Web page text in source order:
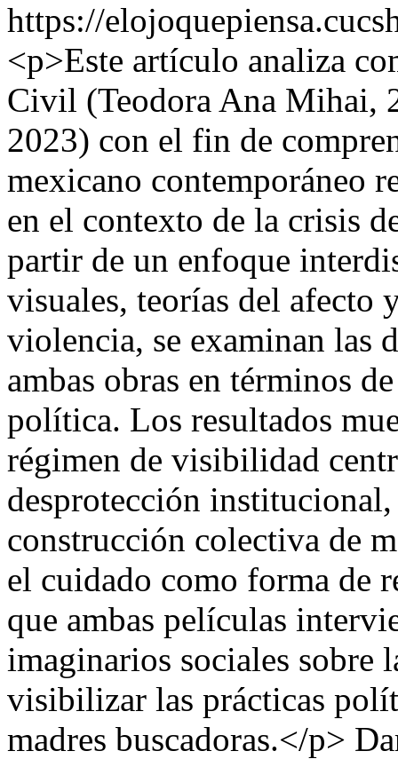
https://
<p>Este artículo analiza
Civil (Teodora Ana Mihai,
2023) con el fin de
mexicano contemporáneo
en el contexto de la crisis
partir de un enfoque
visuales, teorías del afecto
violencia, se examinan las
ambas obras en términos
política. Los resultados
régimen de visibilidad
desprotección
construcción colectiva de
el cuidado como forma de
que ambas películas
imaginarios sociales sobre
visibilizar las prácticas
madres buscadoras.</p>